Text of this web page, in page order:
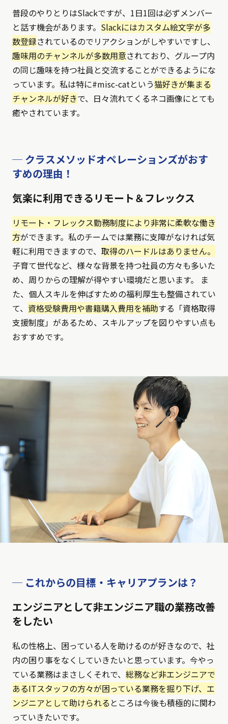
普段のやりとりはSlackですが、1日1回は必ずメンバー
と話す機会があります。 Slackにはカスタム絵文字が多
数登録されているのでリアクションがしやすいですし、
趣味用のチャンネルが多数用意されており、グループ内
の同じ趣味を持つ社員と交流することができるようにな
っています。私は特に#misc-catという猫好きが集まる
チャンネルが好きで、日々流れてくるネコ画像にとても
癒やされています。
─ クラスメソッドオペレーションズがおす
すめの理由！
気楽に利用できるリモート＆フレックス
リモート・フレックス勤務制度により非常に柔軟な働き
方ができます。私のチームでは業務に支障がなければ気
軽に利用できますので、 取得のハードルはありません。
子育て世代など、様々な背景を持つ社員の方々も多いた
め、周りからの理解が得やすい環境だと思います。 ま
た、個人スキルを伸ばすための福利厚生も整備されてい
て、 資格受験費用や書籍購入費用を補助する「資格取得
支援制度」があるため、スキルアップを図りやすい点も
おすすめです。
─ これからの目標・キャリアプランは？
エンジニアとして非エンジニア職の業務改善
をしたい
私の性格上、困っている人を助けるのが好きなので、社
内の困り事をなくしていきたいと思っています。今やっ
ている業務はまさしくそれで、 総務など非エンジニアで
あるITスタッフの方々が困っている業務を掘り下げ、エ
ンジニアとして助けられる ところは今後も積極的に関わ
っていきたいです。